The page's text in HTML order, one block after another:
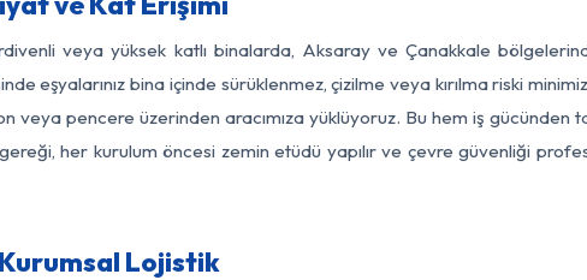
veya yüksek katlı binalarda, Aksaray ve Çanakkale
eşyalarınız bina içinde sürüklenmez, çizilme veya kırılma riski
veya pencere üzerinden aracımıza yüklüyoruz. Bu hem iş
gereği, her kurulum öncesi zemin etüdü yapılır ve çevre güvenliği
Lojistik